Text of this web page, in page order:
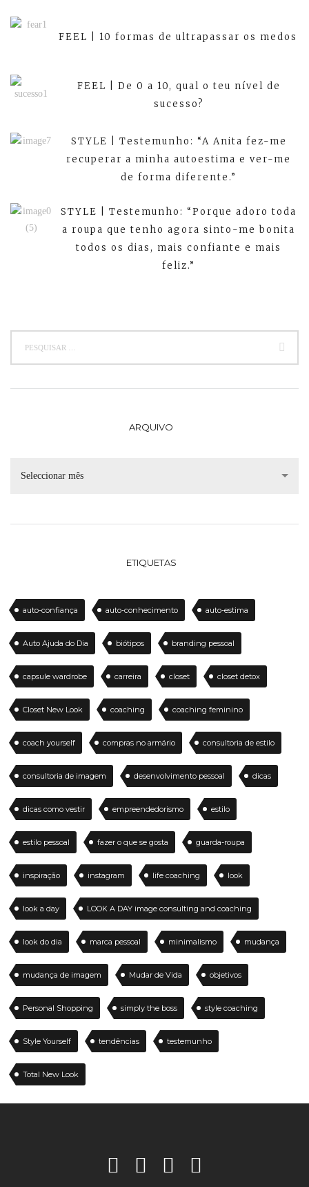
FEEL | 10 formas de ultrapassar os medos
FEEL | De 0 a 10, qual o teu nível de
sucesso?
STYLE | Testemunho: “A Anita fez-me
recuperar a minha autoestima e ver-me
de forma diferente.”
STYLE | Testemunho: “Porque adoro toda
a roupa que tenho agora sinto-me bonita
todos os dias, mais confiante e mais
feliz.”
ARQUIVO
Seleccionar mês
ETIQUETAS
auto-confiança auto-conhecimento auto-estima
Auto Ajuda do Dia biótipos branding pessoal
capsule wardrobe carreira closet closet detox
Closet New Look coaching coaching feminino
coach yourself compras no armário consultoria de estilo
consultoria de imagem desenvolvimento pessoal dicas
dicas como vestir empreendedorismo estilo
estilo pessoal fazer o que se gosta guarda-roupa
inspiração instagram life coaching look
look a day LOOK A DAY image consulting and coaching
look do dia marca pessoal minimalismo mudança
mudança de imagem Mudar de Vida objetivos
Personal Shopping simply the boss style coaching
Style Yourself tendências testemunho
Total New Look